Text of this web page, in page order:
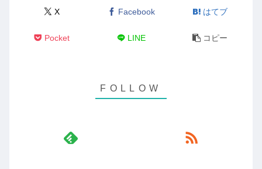
X Facebook はてブ
Pocket LINE コピー